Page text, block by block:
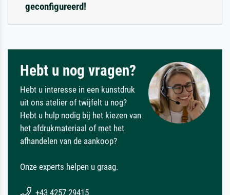
geconfigureerd!
Hebt u nog vragen?
Hebt u interesse in een kunstdruk
uit ons atelier of twijfelt u nog?
Hebt u hulp nodig bij het kiezen van
het afdrukmateriaal of met het
afhandelen van de aankoop?
Onze experts helpen u graag.
+43 4257 29415